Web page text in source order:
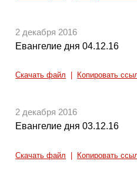
2 декабря 2016
Евангелие дня 04.12.16
Скачать файл Копировать
2 декабря 2016
Евангелие дня 03.12.16
Скачать файл Копировать